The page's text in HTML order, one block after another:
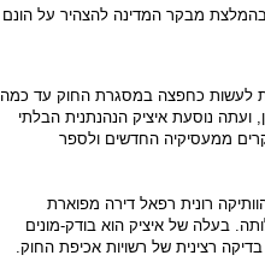
בהמלצת מבקר המדינה להצהיר על הונם
לעשות כחפצה במסגרת החוק עד כמה
ועתה נוסעת איציק הנהנתנית הבלתי
ממעסיקיה החדשים ולספר
רונית רפאל דירה מפוארת
שבבעלותה. בעלה של איציק הוא בודק-מונים
רצינית של רשויות אכיפת החוק.